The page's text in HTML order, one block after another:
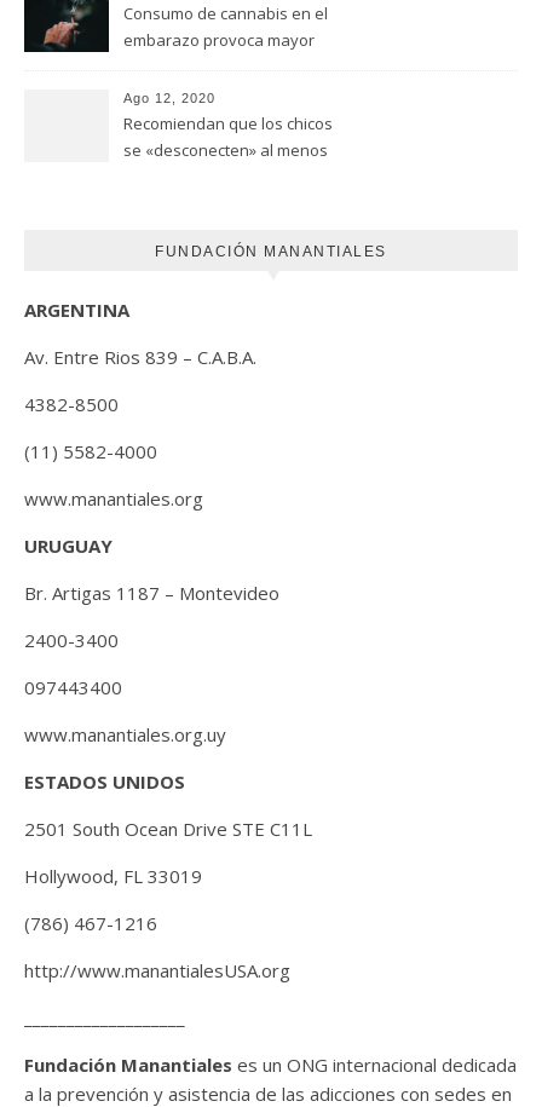
Consumo de cannabis en el
embarazo provoca mayor
(FUNDACION MANANTIALES)
Ago 12, 2020
Recomiendan que los chicos
se «desconecten» al menos
FUNDACIÓN MANANTIALES
ARGENTINA
Av. Entre Rios 839 – C.A.B.A.
4382-8500
(11) 5582-4000
www.manantiales.org
URUGUAY
Br. Artigas 1187 – Montevideo
2400-3400
097443400
www.manantiales.org.uy
ESTADOS UNIDOS
2501 South Ocean Drive STE C11L
Hollywood, FL 33019
(786) 467-1216
http://www.manantialesUSA.org
Fundación Manantiales es un ONG internacional dedicada
a la prevención y asistencia de las adicciones con sedes en